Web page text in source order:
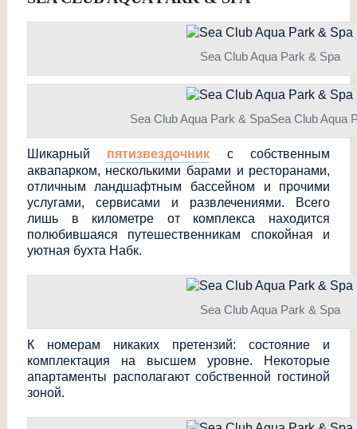
Sea Club Aqua Park & Spa
Sea Club Aqua Park & SpaSea Club Aqua
Шикарный пятизвездочник с собственным
аквапарком, несколькими барами и ресторанами,
отличным ландшафтным бассейном и прочими
услугами, сервисами и развлечениями. Всего
лишь в километре от комплекса находится
полюбившаяся путешественникам спокойная и
уютная бухта Набк.
Sea Club Aqua Park & Spa
К номерам никаких претензий: состояние и
комплектация на высшем уровне. Некоторые
апартаменты располагают собственной гостиной
зоной.